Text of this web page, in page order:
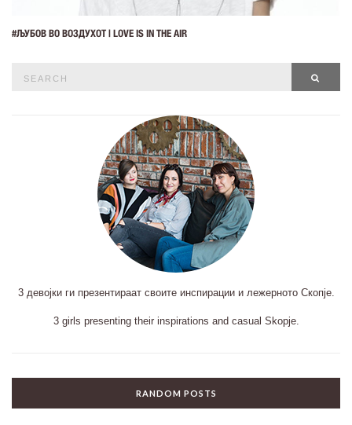
#ЉУБОВ ВО ВОЗДУХОТ | LOVE IS IN THE AIR
3 девојки ги презентираат своите инспирации и лежерното Скопје.
3 girls presenting their inspirations and casual Skopje.
RANDOM POSTS